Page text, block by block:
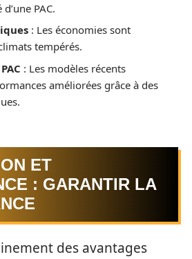
PAC.
: Les économies sont
tempérés.
: Les modèles récents
améliorées grâce à des
ET
: GARANTIR LA
des avantages